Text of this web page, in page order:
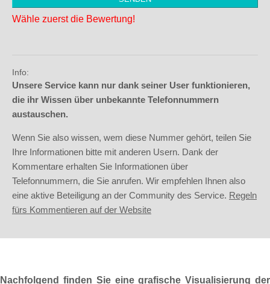
Wähle zuerst die Bewertung!
Info:
Unsere Service kann nur dank seiner User funktionieren,
die ihr Wissen über unbekannte Telefonnummern
austauschen.
Wenn Sie also wissen, wem diese Nummer gehört, teilen Sie
Ihre Informationen bitte mit anderen Usern. Dank der
Kommentare erhalten Sie Informationen über
Telefonnummern, die Sie anrufen. Wir empfehlen Ihnen also
eine aktive Beteiligung an der Community des Service. Regeln
fürs Kommentieren auf der Website
Nachfolgend finden Sie eine grafische Visualisierung der